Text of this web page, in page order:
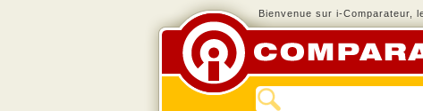
Bienvenue sur i-Comparateur,